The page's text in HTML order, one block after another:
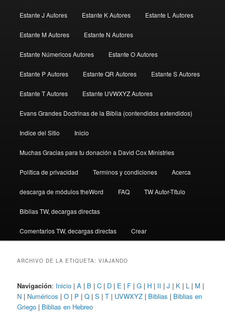
Estante J Autores Estante K Autores Estante L Autores
Estante M Autores Estante N Autores
Estante Númericos Autores Estante O Autores
Estante P Autores Estante QR Autores Estante S Autores
Estante T Autores Estante UVWXYZ Autores
Evans Grandes Doctrinas de la Biblia (contendidos extendidos)
Indice del Sitio Inicio
Muchas Gracias para tu donación a David Cox Ministries
Política de privacidad Terminos y condiciones Acerca
descarga de módulos theWord FAQ TW Autor-Título
Biblias TW, decargas directas
Comentarios TW, decargas directas Crear
ARCHIVO DE LA ETIQUETA:VIAJANDO
Navigación: Inicio |A | B |C | D | E | F |G | H | II |J | K | L | M |
N | Numéricos |O | P |Q |S |T | UVWXYZ | Biblias | Biblias en
Griego | Biblias en Hebreo